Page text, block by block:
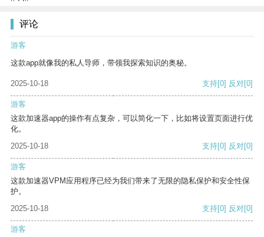
评论
游客
这款app就像我的私人导师，带领我探索知识的奥秘。
2025-10-18 支持[0] 反对[0]
游客
这款加速器app的操作有点复杂，可以简化一下，比如将设置页面进行优
化。
2025-10-18
支持[0] 反对[0]
游客
这款加速器VPM应用程序已经为我们带来了无限的隐私保护和安全性保
护。
2025-10-18
支持[0] 反对[0]
游客